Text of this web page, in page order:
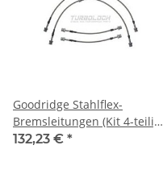
Goodridge Stahlflex-
Bremsleitungen (Kit 4-teilig,
ABE) - Audi TT TTS (8J)
132,23 € *